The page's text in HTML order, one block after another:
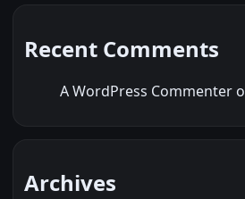
Recent Comments
A WordPress Commenter
Archives